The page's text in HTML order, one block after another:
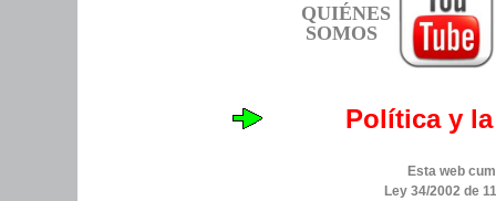
QUIÉNES
SOMOS
Política y
Esta web
Ley 34/2002 de